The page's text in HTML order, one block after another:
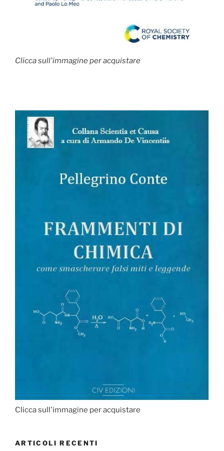
Clicca sull'immagine per acquistare
Clicca sull'immagine per acquistare
ARTICOLI RECENTI